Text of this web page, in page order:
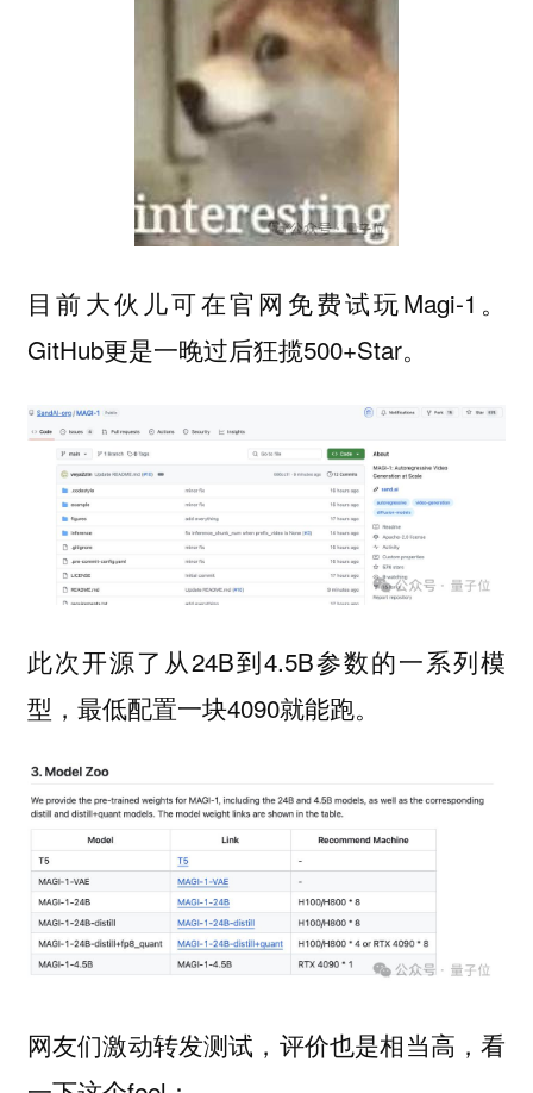
目前大伙儿可在官网免费试玩Magi-1。
GitHub更是一晚过后狂揽500+Star。
此次开源了从24B到4.5B参数的一系列模
型，最低配置一块4090就能跑。
网友们激动转发测试，评价也是相当高，看